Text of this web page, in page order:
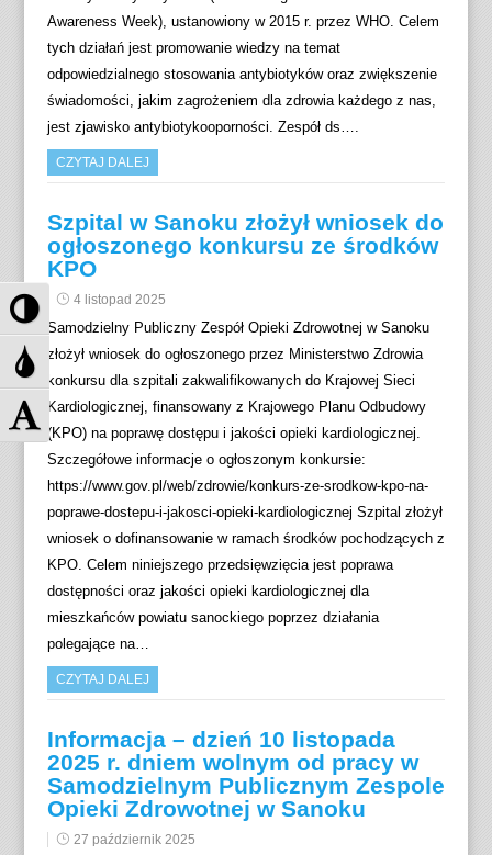
P
r
z
e
ł
ą
P
r
z
e
Z
m
Awareness Week), ustanowiony w 2015 r. przez WHO. Celem
tych działań jest promowanie wiedzy na temat
odpowiedzialnego stosowania antybiotyków oraz zwiększenie
świadomości, jakim zagrożeniem dla zdrowia każdego z nas,
jest zjawisko antybiotykooporności. Zespół ds….
CZYTAJ DALEJ
Szpital w Sanoku złożył wniosek do
ogłoszonego konkursu ze środków
KPO
4 listopad 2025
Samodzielny Publiczny Zespół Opieki Zdrowotnej w Sanoku
złożył wniosek do ogłoszonego przez Ministerstwo Zdrowia
konkursu dla szpitali zakwalifikowanych do Krajowej Sieci
Kardiologicznej, finansowany z Krajowego Planu Odbudowy
(KPO) na poprawę dostępu i jakości opieki kardiologicznej.
Szczegółowe informacje o ogłoszonym konkursie:
https://www.gov.pl/web/zdrowie/konkurs-ze-srodkow-kpo-na-
poprawe-dostepu-i-jakosci-opieki-kardiologicznej Szpital złożył
wniosek o dofinansowanie w ramach środków pochodzących z
KPO. Celem niniejszego przedsięwzięcia jest poprawa
dostępności oraz jakości opieki kardiologicznej dla
mieszkańców powiatu sanockiego poprzez działania
polegające na…
CZYTAJ DALEJ
Informacja – dzień 10 listopada
2025 r. dniem wolnym od pracy w
Samodzielnym Publicznym Zespole
Opieki Zdrowotnej w Sanoku
27 październik 2025